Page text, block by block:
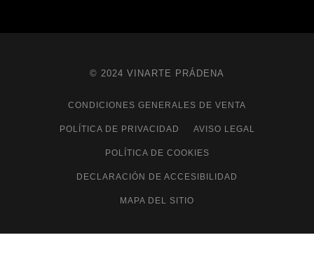
© 2024 VINARTE PRÁDENA
CONDICIONES GENERALES DE VENTA
POLÍTICA DE PRIVACIDAD AVISO LEGAL
POLÍTICA DE COOKIES
DECLARACIÓN DE ACCESIBILIDAD
MAPA DEL SITIO